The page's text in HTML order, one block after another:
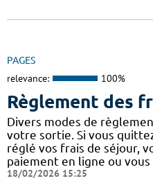
PAGES
relevance: 100%
Règlement des
Divers modes de
votre sortie. Si vous
réglé vos frais de séjour,
paiement en ligne ou
18/02/2026 15:25